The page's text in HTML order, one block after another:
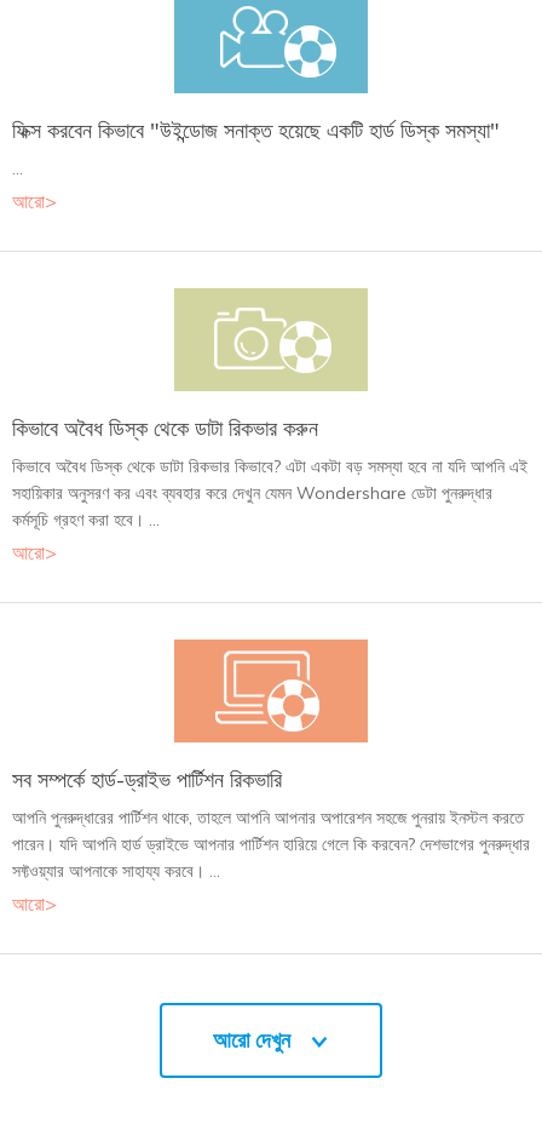
ফিক্স করবেন কিভাবে "উইন্ডোজ সনাক্ত হয়েছে একটি হার্ড ডিস্ক সমস্যা"
...
আরো>
কিভাবে অবৈধ ডিস্ক থেকে ডাটা রিকভার করুন
কিভাবে অবৈধ ডিস্ক থেকে ডাটা রিকভার কিভাবে? এটা একটা বড় সমস্যা হবে না যদি আপনি এই
সহায়িকার অনুসরণ কর এবং ব্যবহার করে দেখুন যেমন Wondershare ডেটা পুনরুদ্ধার
কর্মসূচি গ্রহণ করা হবে। ...
আরো>
সব সম্পর্কে হার্ড-ড্রাইভ পার্টিশন রিকভারি
আপনি পুনরুদ্ধারের পার্টিশন থাকে, তাহলে আপনি আপনার অপারেশন সহজে পুনরায় ইনস্টল করতে
পারেন। যদি আপনি হার্ড ড্রাইভে আপনার পার্টিশন হারিয়ে গেলে কি করবেন? দেশভাগের পুনরুদ্ধার
সফ্টওয়্যার আপনাকে সাহায্য করবে। ...
আরো>
আরো দেখুন